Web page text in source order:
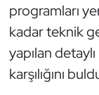
programları
kadar teknik
yapılan
karşılığını
Karate
Kayak